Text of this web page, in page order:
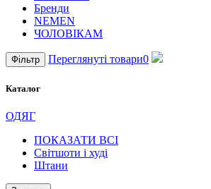
Бренди
NEMEN
ЧОЛОВІКАМ
Фільтр Переглянуті товари0
Каталог
ОДЯГ
ПОКАЗАТИ ВСІ
Світшоти і худі
Штани